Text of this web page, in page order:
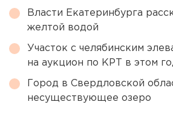
Власти Екатеринбурга
желтой водой
Участок с челябинским
на аукцион по КРТ в этом
Город в Свердловской
несуществующее озеро